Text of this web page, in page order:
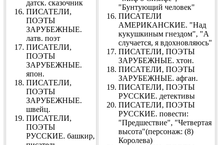
датск. сказочник
ПИСАТЕЛИ,
ПОЭТЫ
ЗАРУБЕЖНЫЕ.
латв. поэт
ПИСАТЕЛИ,
ПОЭТЫ
ЗАРУБЕЖНЫЕ.
япон.
ПИСАТЕЛИ,
ПОЭТЫ
ЗАРУБЕЖНЫЕ.
швейц.
ПИСАТЕЛИ,
ПОЭТЫ
РУССКИЕ. башкир,
"Бунтующий человек"
ПИСАТЕЛИ
АМЕРИКАНСКИЕ. "Над
кукушкиным гнездом", "А
случается, я вдохновляюсь"
ПИСАТЕЛИ, ПОЭТЫ
ЗАРУБЕЖНЫЕ. хтон.
ПИСАТЕЛИ, ПОЭТЫ
ЗАРУБЕЖНЫЕ. афган.
ПИСАТЕЛИ, ПОЭТЫ
РУССКИЕ. детективы
ПИСАТЕЛИ, ПОЭТЫ
РУССКИЕ. повести:
"Предшествие", "Четвертая
высота"(персонаж: (8)
Королева)